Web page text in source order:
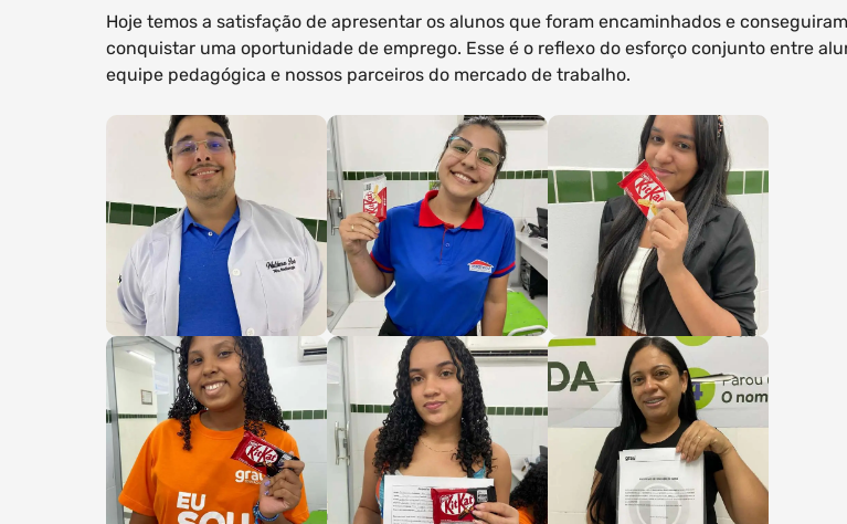
Hoje temos a satisfação de apresentar os alunos que foram encaminhados e conseguiram
conquistar uma oportunidade de emprego. Esse é o reflexo do esforço conjunto entre
equipe pedagógica e nossos parceiros do mercado de trabalho.